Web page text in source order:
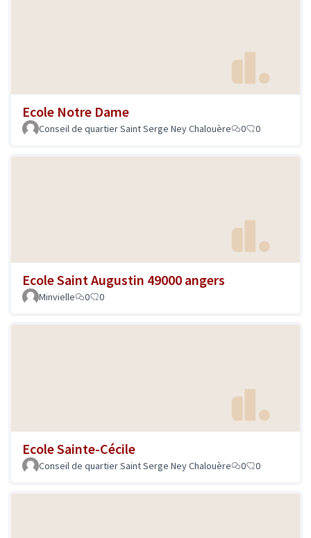
Ecole Notre Dame
Conseil de quartier Saint Serge Ney Chalouère 0 0
Ecole Saint Augustin 49000 angers
Minvielle 0 0
Ecole Sainte-Cécile
Conseil de quartier Saint Serge Ney Chalouère 0 0